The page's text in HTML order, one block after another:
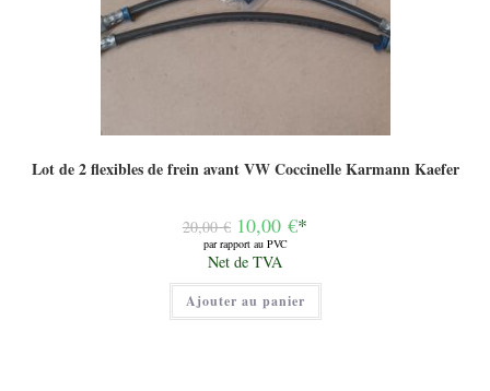
Lot de 2 flexibles de frein avant VW Coccinelle Karmann Kaefer
20,00€ Le
prix
initial
était :
20,00 €.
10,00 €*
par rapport au PVC
Le
prix
actuel
est :
10,00 €.
Net de TVA
Ajouter au panier